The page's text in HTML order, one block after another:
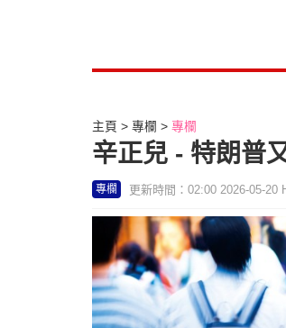
主頁 專欄 專欄
辛正兒 - 特朗普
專欄 更新時間：02:00 2026-05-20